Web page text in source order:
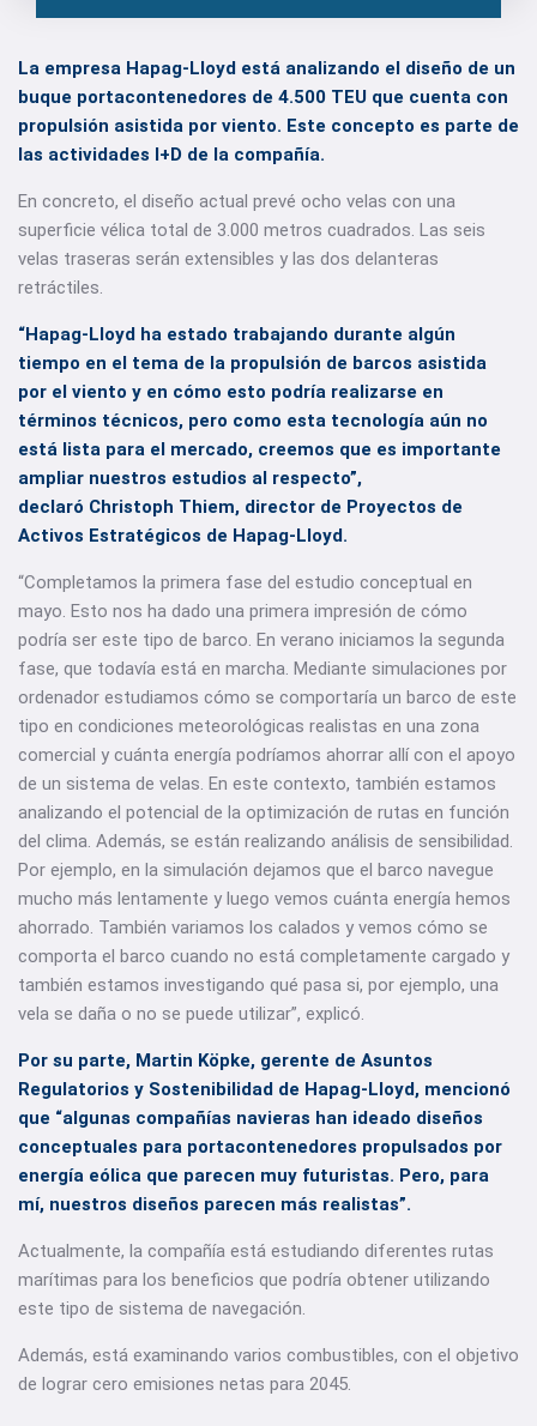
La empresa Hapag-Lloyd está analizando el diseño de un
buque portacontenedores de 4.500 TEU que cuenta con
propulsión asistida por viento. Este concepto es parte de
las actividades I+D de la compañía.
En concreto, el diseño actual prevé ocho velas con una
superficie vélica total de 3.000 metros cuadrados. Las seis
velas traseras serán extensibles y las dos delanteras
retráctiles.
“Hapag-Lloyd ha estado trabajando durante algún
tiempo en el tema de la propulsión de barcos asistida
por el viento y en cómo esto podría realizarse en
términos técnicos, pero como esta tecnología aún no
está lista para el mercado, creemos que es importante
ampliar nuestros estudios al respecto”,
declaró Christoph Thiem, director de Proyectos de
Activos Estratégicos de Hapag-Lloyd.
“Completamos la primera fase del estudio conceptual en
mayo. Esto nos ha dado una primera impresión de cómo
podría ser este tipo de barco. En verano iniciamos la segunda
fase, que todavía está en marcha. Mediante simulaciones por
ordenador estudiamos cómo se comportaría un barco de este
tipo en condiciones meteorológicas realistas en una zona
comercial y cuánta energía podríamos ahorrar allí con el apoyo
de un sistema de velas. En este contexto, también estamos
analizando el potencial de la optimización de rutas en función
del clima. Además, se están realizando análisis de sensibilidad.
Por ejemplo, en la simulación dejamos que el barco navegue
mucho más lentamente y luego vemos cuánta energía hemos
ahorrado. También variamos los calados y vemos cómo se
comporta el barco cuando no está completamente cargado y
también estamos investigando qué pasa si, por ejemplo, una
vela se daña o no se puede utilizar”, explicó.
Por su parte, Martin Köpke, gerente de Asuntos
Regulatorios y Sostenibilidad de Hapag-Lloyd, mencionó
que “algunas compañías navieras han ideado diseños
conceptuales para portacontenedores propulsados por
energía eólica que parecen muy futuristas. Pero, para
mí, nuestros diseños parecen más realistas”.
Actualmente, la compañía está estudiando diferentes rutas
marítimas para los beneficios que podría obtener utilizando
este tipo de sistema de navegación.
Además, está examinando varios combustibles, con el objetivo
de lograr cero emisiones netas para 2045.